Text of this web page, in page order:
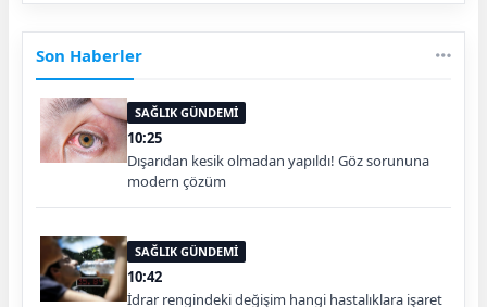
Son Haberler
SAĞLIK GÜNDEMİ
10:25
Dışarıdan kesik olmadan yapıldı! Göz sorununa
modern çözüm
SAĞLIK GÜNDEMİ
10:42
İdrar rengindeki değişim hangi hastalıklara işaret